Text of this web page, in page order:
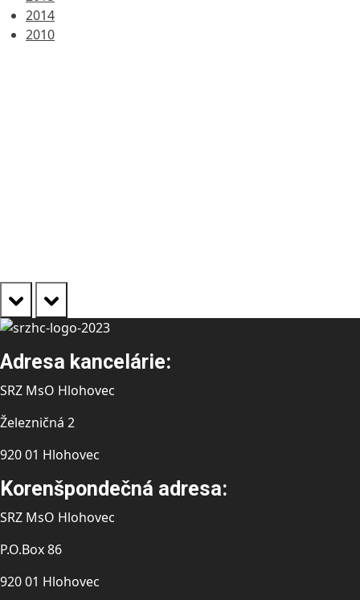
2014
2010
prev next
Adresa kancelárie:
SRZ MsO Hlohovec
Železničná 2
920 01 Hlohovec
Korenšpondečná adresa:
SRZ MsO Hlohovec
P.O.Box 86
920 01 Hlohovec